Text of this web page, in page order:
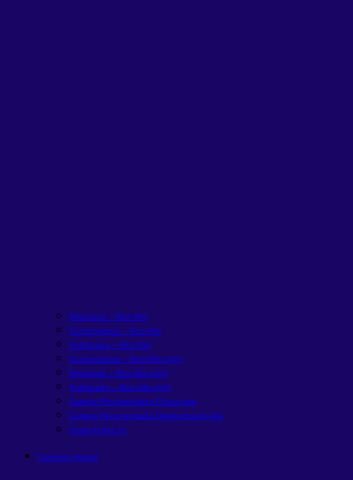
Moderada – Rico Alfa
Conservadora – Rico Alfa
Sofisticada – Rico Alfa
Conservadora – Rico Alfa Light
Moderada – Rico Alfa Light
Sofisticada – Rico Alfa Light
Carteira Recomendada FIIsem alta
Carteira Recomendada Dividendosem alta
Smart Ações 5+
Carteiras globais